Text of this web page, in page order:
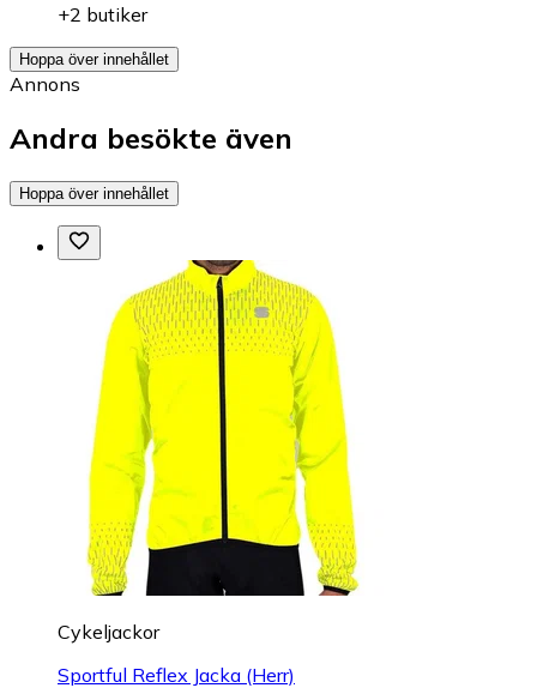
+2 butiker
Hoppa över innehållet
Annons
Andra besökte även
Hoppa över innehållet
Cykeljackor
Sportful Reflex Jacka (Herr)